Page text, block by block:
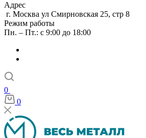
Адрес
г. Москва ул Смирновская 25, стр 8
Режим работы
Пн. – Пт.: с 9:00 до 18:00
0
0